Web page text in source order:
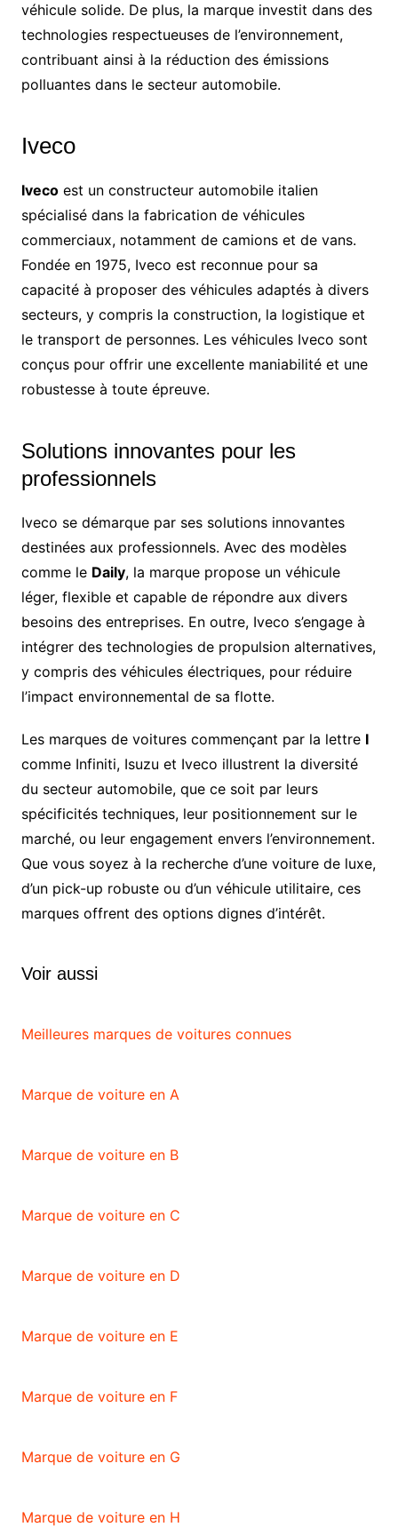
véhicule solide. De plus, la marque investit dans des
technologies respectueuses de l’environnement,
contribuant ainsi à la réduction des émissions
polluantes dans le secteur automobile.
Iveco
Ivecoest un constructeur automobile italien
spécialisé dans la fabrication de véhicules
commerciaux, notamment de camions et de vans.
Fondée en 1975, Iveco est reconnue pour sa
capacité à proposer des véhicules adaptés à divers
secteurs, y compris la construction, la logistique et
le transport de personnes. Les véhicules Iveco sont
conçus pour offrir une excellente maniabilité et une
robustesse à toute épreuve.
Solutions innovantes pour les
professionnels
Iveco se démarque par ses solutions innovantes
destinées aux professionnels. Avec des modèles
comme le Daily, la marque propose un véhicule
léger, flexible et capable de répondre aux divers
besoins des entreprises. En outre, Iveco s’engage à
intégrer des technologies de propulsion alternatives,
y compris des véhicules électriques, pour réduire
l’impact environnemental de sa flotte.
Les marques de voitures commençant par la lettre I
comme Infiniti, Isuzu et Iveco illustrent la diversité
du secteur automobile, que ce soit par leurs
spécificités techniques, leur positionnement sur le
marché, ou leur engagement envers l’environnement.
Que vous soyez à la recherche d’une voiture de luxe,
d’un pick-up robuste ou d’un véhicule utilitaire, ces
marques offrent des options dignes d’intérêt.
Voir aussi
Meilleures marques de voitures connues
Marque de voiture en A
Marque de voiture en B
Marque de voiture en C
Marque de voiture en D
Marque de voiture en E
Marque de voiture en F
Marque de voiture en G
Marque de voiture en H